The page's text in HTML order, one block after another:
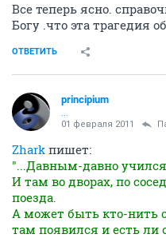
Все теперь ясно.
Богу .что эта трагедия
ОТВЕТИТЬ
principium
...
01 февраля 2011
Zhark пишет:
"...Давным-давно учился
И там во дворах, по
поезда.
А может быть кто-нить
там появился и есть ли